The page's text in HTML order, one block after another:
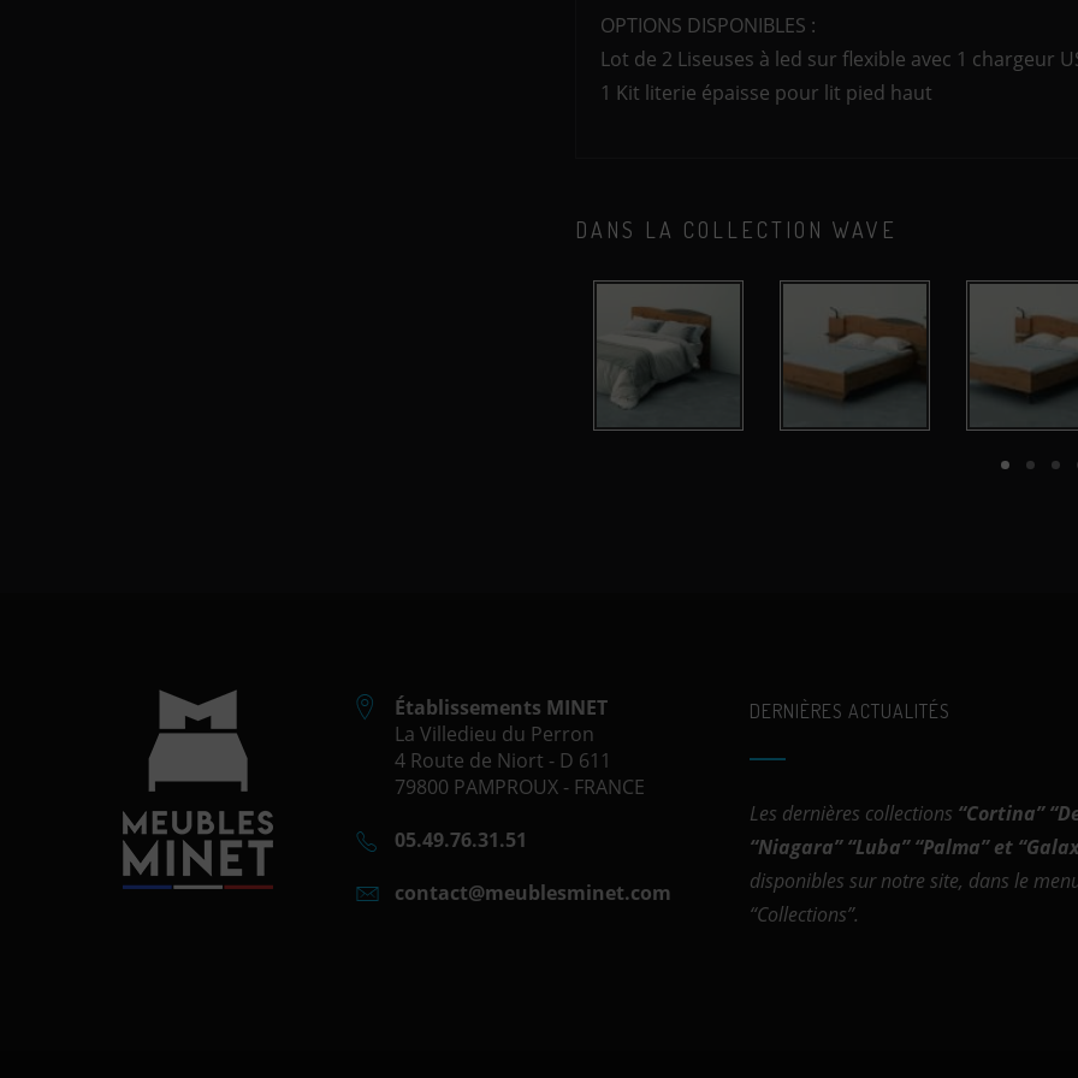
OPTIONS DISPONIBLES :
Lot de 2 Liseuses à led sur flexible avec 1 chargeur
1 Kit literie épaisse pour lit pied haut
DANS LA COLLECTION WAVE
Établissements MINET
La Villedieu du Perron
4 Route de Niort - D 611
79800 PAMPROUX - FRANCE
05.49.76.31.51
contact@meublesminet.com
DERNIÈRES ACTUALITÉS
Les dernières collections “Cortina” “
“Niagara” “Luba” “Palma” et “
disponibles sur notre site, dans le
“Collections”.